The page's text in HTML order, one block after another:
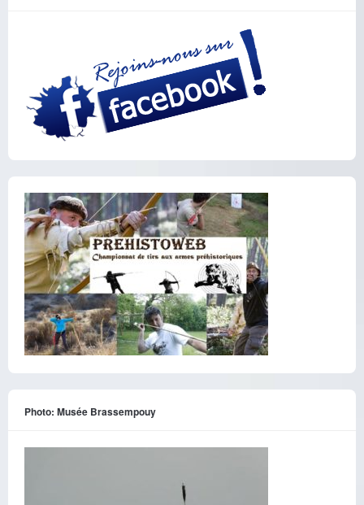
Photo: Musée Brassempouy